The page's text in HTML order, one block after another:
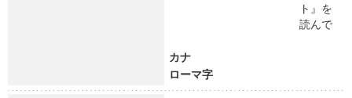
ト』を
読んで
カナ
ローマ字